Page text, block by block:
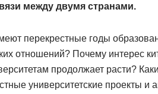
между двумя странами.
перекрестные годы
отношений? Почему интерес
продолжает расти?
университетские проекты и